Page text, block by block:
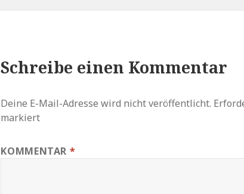
Schreibe einen Kommentar
Deine E-Mail-Adresse wird nicht veröffentlicht.
markiert
KOMMENTAR *